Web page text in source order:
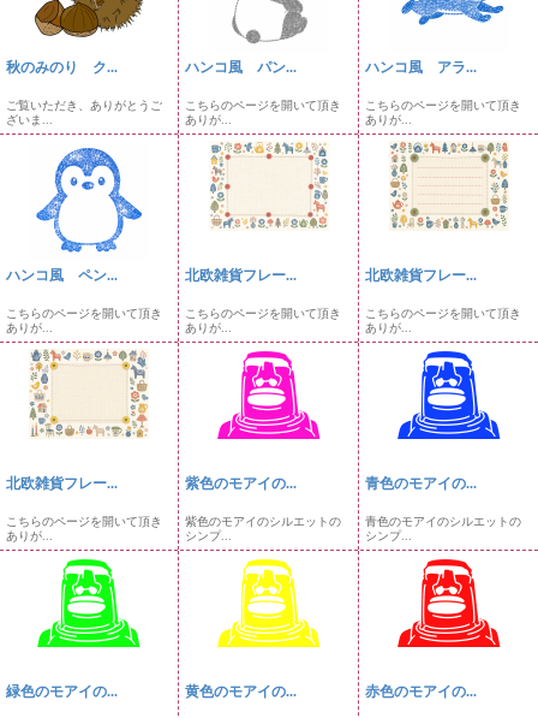
秋のみのり ク...
ご覧いただき、ありがとうご
ざいま...
ハンコ風 パン...
こちらのページを開いて頂き
ありが...
ハンコ風 アラ...
こちらのページを開いて頂き
ありが...
ハンコ風 ペン...
こちらのページを開いて頂き
ありが...
北欧雑貨フレー...
こちらのページを開いて頂き
ありが...
北欧雑貨フレー...
こちらのページを開いて頂き
ありが...
北欧雑貨フレー...
こちらのページを開いて頂き
ありが...
紫色のモアイの...
紫色のモアイのシルエットの
シンプ...
青色のモアイの...
青色のモアイのシルエットの
シンプ...
緑色のモアイの... 黄色のモアイの... 赤色のモアイの...